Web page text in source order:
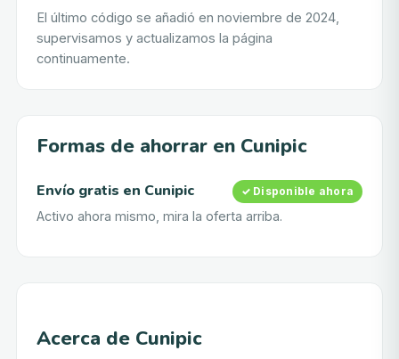
El último código se añadió en noviembre de 2024,
supervisamos y actualizamos la página
continuamente.
Formas de ahorrar en Cunipic
Envío gratis en Cunipic ✓ Disponible ahora
Activo ahora mismo, mira la oferta arriba.
Acerca de Cunipic